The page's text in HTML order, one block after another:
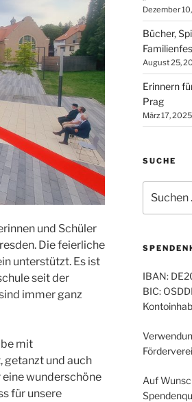
und Schüler
Die feierliche
unterstützt. Es ist
seit der
immer ganz
mit
getanzt und auch
eine wunderschöne
für unsere
Dezember
Bücher,
August 25,
Erinnern
Prag
März 17, 2025
SUCHE
nach:
IBAN:
BIC:
Auf